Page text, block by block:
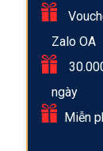
Zalo OA
30.000
ngày
Miễn